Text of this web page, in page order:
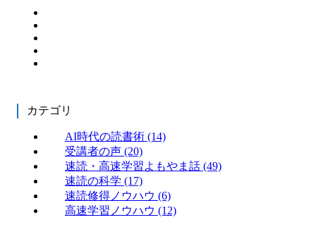
カテゴリ
AI時代の読書術 (14)
受講者の声 (20)
速読・高速学習よもやま話 (49)
速読の科学 (17)
速読修得ノウハウ (6)
高速学習ノウハウ (12)